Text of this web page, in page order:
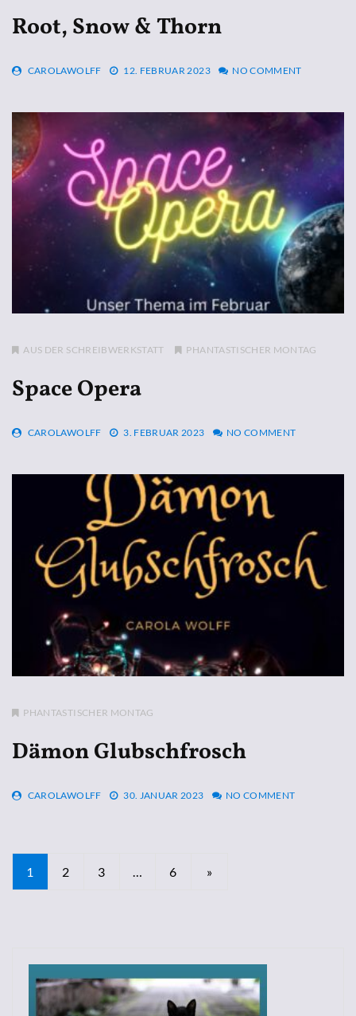
Root, Snow & Thorn
CAROLAWOLFF 12. FEBRUAR 2023 NO COMMENT
AUS DER SCHREIBWERKSTATT PHANTASTISCHER MONTAG
Space Opera
CAROLAWOLFF 3. FEBRUAR 2023 NO COMMENT
PHANTASTISCHER MONTAG
Dämon Glubschfrosch
CAROLAWOLFF 30. JANUAR 2023 NO COMMENT
Seitennummerierung
der
1 2 3 6 »